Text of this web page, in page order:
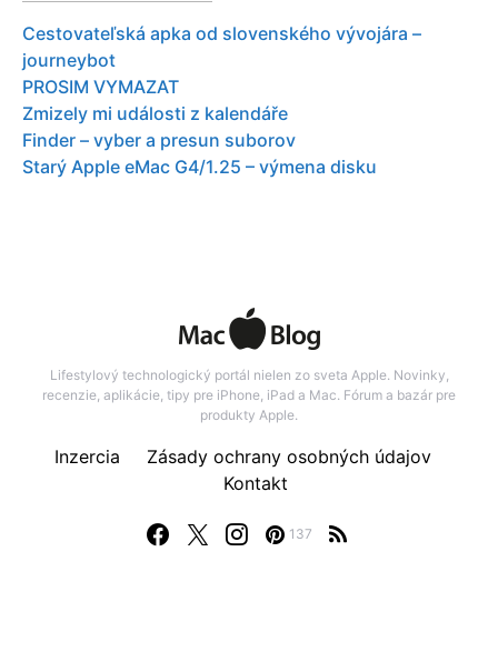
Cestovateľská apka od slovenského vývojára –
journeybot
PROSIM VYMAZAT
Zmizely mi události z kalendáře
Finder – vyber a presun suborov
Starý Apple eMac G4/1.25 – výmena disku
Lifestylový technologický portál nielen zo sveta Apple. Novinky,
recenzie, aplikácie, tipy pre iPhone, iPad a Mac. Fórum a bazár pre
produkty Apple.
137
Inzercia
Zásady ochrany osobných údajov
Kontakt